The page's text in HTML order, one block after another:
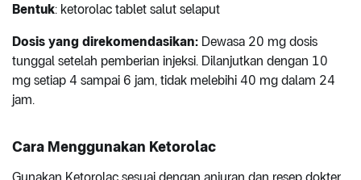
Bentuk: ketorolac tablet salut selaput
Dosis yang direkomendasikan: Dewasa 20 mg dosis
tunggal setelah pemberian injeksi. Dilanjutkan dengan 10
mg setiap 4 sampai 6 jam, tidak melebihi 40 mg dalam 24
jam.
Cara Menggunakan Ketorolac